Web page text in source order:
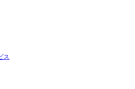
ス